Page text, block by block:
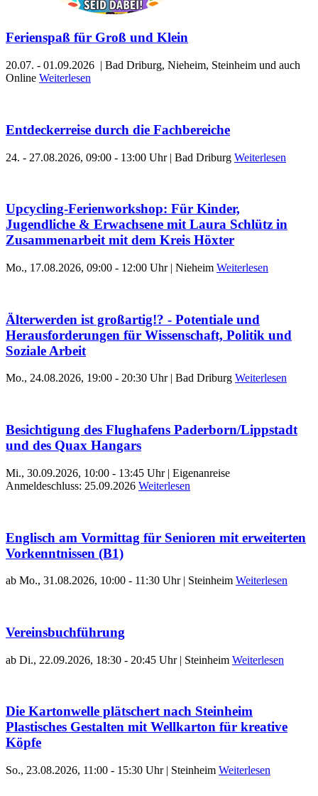
Ferienspaß für Groß und Klein
20.07. - 01.09.2026 | Bad Driburg, Nieheim, Steinheim und auch
Online Weiterlesen
Entdeckerreise durch die Fachbereiche
24. - 27.08.2026, 09:00 - 13:00 Uhr | Bad Driburg Weiterlesen
Upcycling-Ferienworkshop: Für Kinder,
Jugendliche & Erwachsene mit Laura Schlütz in
Zusammenarbeit mit dem Kreis Höxter
Mo., 17.08.2026, 09:00 - 12:00 Uhr | Nieheim Weiterlesen
Älterwerden ist großartig!? - Potentiale und
Herausforderungen für Wissenschaft, Politik und
Soziale Arbeit
Mo., 24.08.2026, 19:00 - 20:30 Uhr | Bad Driburg Weiterlesen
Besichtigung des Flughafens Paderborn/Lippstadt
und des Quax Hangars
Mi., 30.09.2026, 10:00 - 13:45 Uhr | Eigenanreise
Anmeldeschluss: 25.09.2026 Weiterlesen
Englisch am Vormittag für Senioren mit erweiterten
Vorkenntnissen (B1)
ab Mo., 31.08.2026, 10:00 - 11:30 Uhr | Steinheim Weiterlesen
Vereinsbuchführung
ab Di., 22.09.2026, 18:30 - 20:45 Uhr | Steinheim Weiterlesen
Die Kartonwelle plätschert nach Steinheim
Plastisches Gestalten mit Wellkarton für kreative
Köpfe
So., 23.08.2026, 11:00 - 15:30 Uhr | Steinheim Weiterlesen